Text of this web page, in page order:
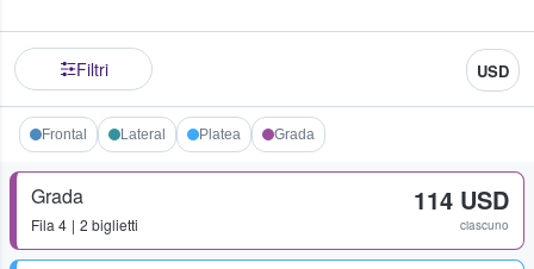
Filtri USD
Frontal Lateral Platea Grada
Grada
Fila 4 2 biglietti
114 USD
ciascuno